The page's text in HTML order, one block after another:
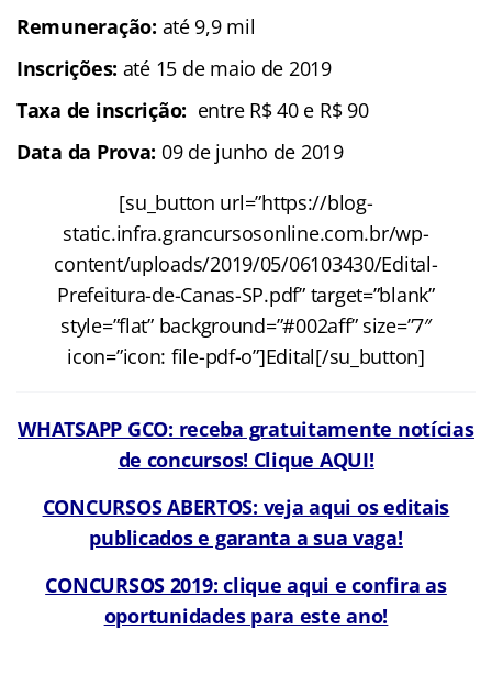
Remuneração: até 9,9 mil
Inscrições: até 15 de maio de 2019
Taxa de inscrição: entre R$ 40 e R$ 90
Data da Prova: 09 de junho de 2019
[su_button url=”https://blog-
static.infra.grancursosonline.com.br/wp-
content/uploads/2019/05/06103430/Edital-
Prefeitura-de-Canas-SP.pdf” target=”blank”
style=”flat” background=”#002aff” size=”7″
icon=”icon: file-pdf-o”]Edital[/su_button]
WHATSAPP GCO: receba gratuitamente notícias
de concursos! Clique AQUI!
CONCURSOS ABERTOS: veja aqui os editais
publicados e garanta a sua vaga!
CONCURSOS 2019: clique aqui e confira as
oportunidades para este ano!